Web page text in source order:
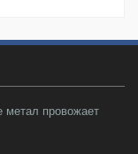
метал провожает